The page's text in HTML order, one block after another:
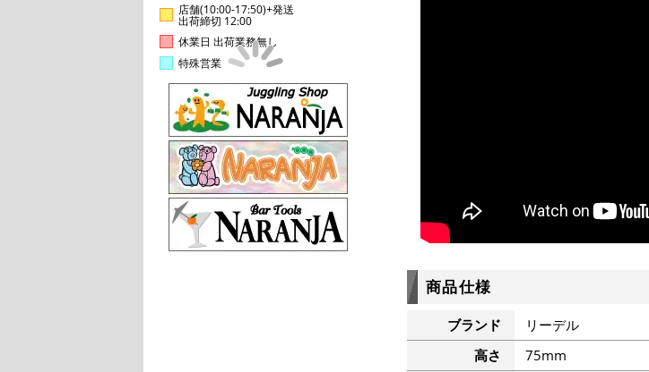
店舗(10:00-17:50)+発送
出荷締切 12:00
休業日 出荷業務無し
特殊営業
商品仕様
ブランド
リーデル
高さ
75mm